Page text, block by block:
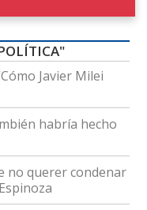
Javier Milei
habría hecho
no querer condenar